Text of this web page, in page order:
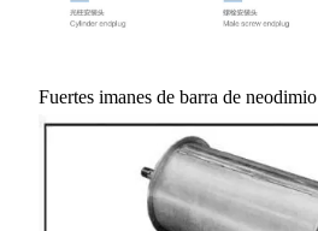
Fuertes imanes de barra de neodimio